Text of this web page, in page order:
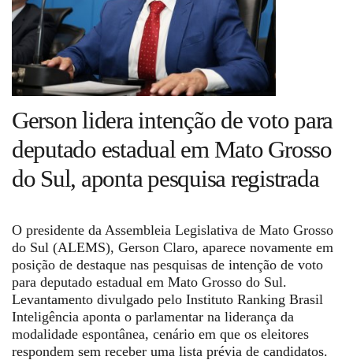
Cinema
Agenda Cultural
Anuncie
Fale Conosco
Gerson lidera intenção de voto para
deputado estadual em Mato Grosso
do Sul, aponta pesquisa registrada
O presidente da Assembleia Legislativa de Mato Grosso
do Sul (ALEMS), Gerson Claro, aparece novamente em
posição de destaque nas pesquisas de intenção de voto
para deputado estadual em Mato Grosso do Sul.
Levantamento divulgado pelo Instituto Ranking Brasil
Inteligência aponta o parlamentar na liderança da
modalidade espontânea, cenário em que os eleitores
respondem sem receber uma lista prévia de candidatos.